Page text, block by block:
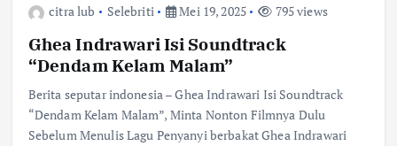
citra lub Selebriti Mei 19, 2025 795 views
Ghea Indrawari Isi Soundtrack
“Dendam Kelam Malam”
Berita seputar indonesia – Ghea Indrawari Isi Soundtrack
“Dendam Kelam Malam”, Minta Nonton Filmnya Dulu
Sebelum Menulis Lagu Penyanyi berbakat Ghea Indrawari